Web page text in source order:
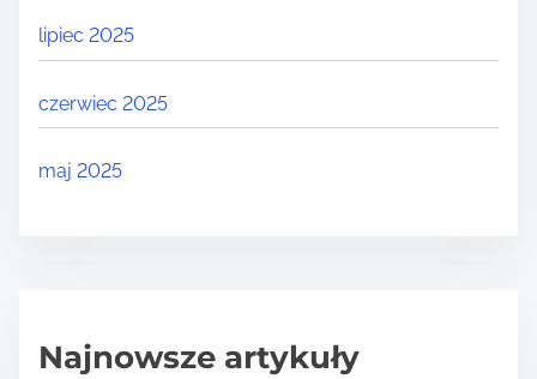
lipiec 2025
czerwiec 2025
maj 2025
Najnowsze artykuły